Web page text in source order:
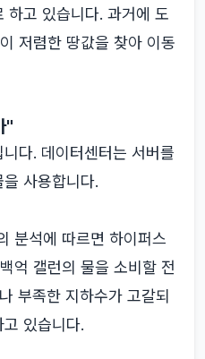
고 있습니다. 과거에 도
저렴한 땅값을 찾아 이동
"
다. 데이터센터는 서버를
사용합니다.
분석에 따르면 하이퍼스
억 갤런의 물을 소비할 전
부족한 지하수가 고갈되
있습니다.